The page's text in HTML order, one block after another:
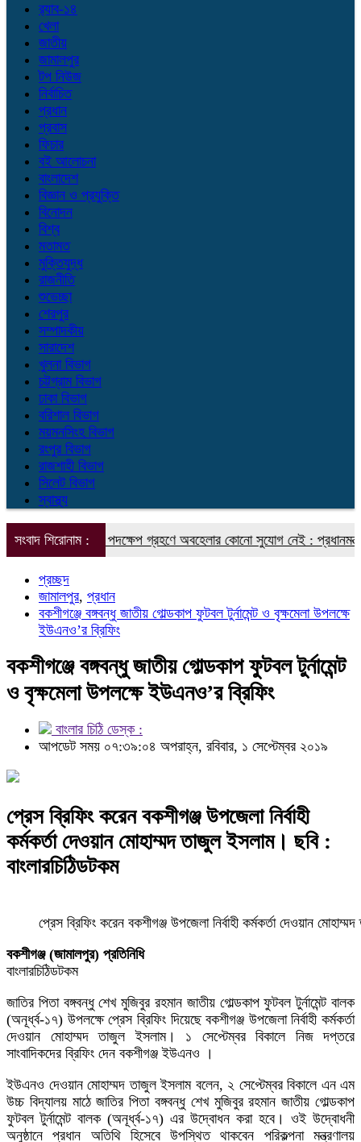
র‌্যাব-১৪
খেলা
জাতীয়
জামালপুর
টপ নিউজ
নির্বাচিত
প্রধান
প্রবাস
ফিচার
বই আলোচনা
বাংলাদেশ
বিজ্ঞান ও প্রযুক্তি
বিনোদন
বিশ্ব
মতামত
মুক্তিযুদ্ধ
রাজনীতি
শুভেচ্ছা
শেরপুর
সম্পাদকীয়
সারাদেশ
খুলনা বিভাগ
চট্টগ্রাম বিভাগ
ঢাকা বিভাগ
বরিশাল বিভাগ
ময়মনসিংহ বিভাগ
রংপুর বিভাগ
রাজশাহী বিভাগ
সিলেট বিভাগ
স্বাস্থ্য
সংবাদ শিরোনাম :
সমন্বিত পদক্ষেপ গ্রহণে অবহেলার কোনো সুযোগ নেই : প্রধানমন্ত্রী
প্রচ্ছদ
জামালপুর, প্রধান
বকশীগঞ্জে বঙ্গবন্ধু জাতীয় গোল্ডকাপ ফুটবল টুর্নামেন্ট ও বৃক্ষমেলা উপলক্ষে
ইউএনও’র ব্রিফিং
বকশীগঞ্জে বঙ্গবন্ধু জাতীয় গোল্ডকাপ ফুটবল টুর্নামেন্ট
ও বৃক্ষমেলা উপলক্ষে ইউএনও’র ব্রিফিং
বাংলার চিঠি ডেস্ক :
আপডেট সময় ০৭:৩৯:০৪ অপরাহ্ন, রবিবার, ১ সেপ্টেম্বর ২০১৯
প্রেস ব্রিফিং করেন বকশীগঞ্জ উপজেলা নির্বাহী
কর্মকর্তা দেওয়ান মোহাম্মদ তাজুল ইসলাম। ছবি :
বাংলারচিঠিডটকম
প্রেস ব্রিফিং করেন বকশীগঞ্জ উপজেলা নির্বাহী কর্মকর্তা দেওয়ান
বকশীগঞ্জ (জামালপুর) প্রতিনিধি
বাংলারচিঠিডটকম
জাতির পিতা বঙ্গবন্ধু শেখ মুজিবুর রহমান জাতীয় গোল্ডকাপ ফুটবল টুর্নামেন্ট বালক
(অনূর্ধ্ব-১৭) উপলক্ষে প্রেস ব্রিফিং দিয়েছে বকশীগঞ্জ উপজেলা নির্বাহী কর্মকর্তা
দেওয়ান মোহাম্মদ তাজুল ইসলাম। ১ সেপ্টেম্বর বিকালে নিজ দপ্তরে
সাংবাদিকদের ব্রিফিং দেন বকশীগঞ্জ ইউএনও ।
ইউএনও দেওয়ান মোহাম্মদ তাজুল ইসলাম বলেন, ২ সেপ্টেম্বর বিকালে এন এম
উচ্চ বিদ্যালয় মাঠে জাতির পিতা বঙ্গবন্ধু শেখ মুজিবুর রহমান জাতীয় গোল্ডকাপ
ফুটবল টুর্নামেন্ট বালক (অনূর্ধ্ব-১৭) এর উদ্বোধন করা হবে। ওই উদ্বোধনী
অনুষ্ঠানে প্রধান অতিথি হিসেবে উপস্থিত থাকবেন পরিকল্পনা মন্ত্রণালয়